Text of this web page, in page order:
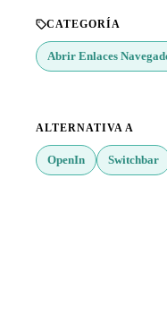
CATEGORÍA
Abrir Enlaces
ALTERNATIVA A
OpenIn Switchbar